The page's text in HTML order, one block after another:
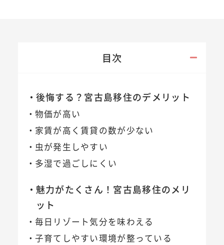
目次
後悔する？宮古島移住のデメリット
物価が高い
家賃が高く賃貸の数が少ない
虫が発生しやすい
多湿で過ごしにくい
魅力がたくさん！宮古島移住のメリ
ット
毎日リゾート気分を味わえる
子育てしやすい環境が整っている